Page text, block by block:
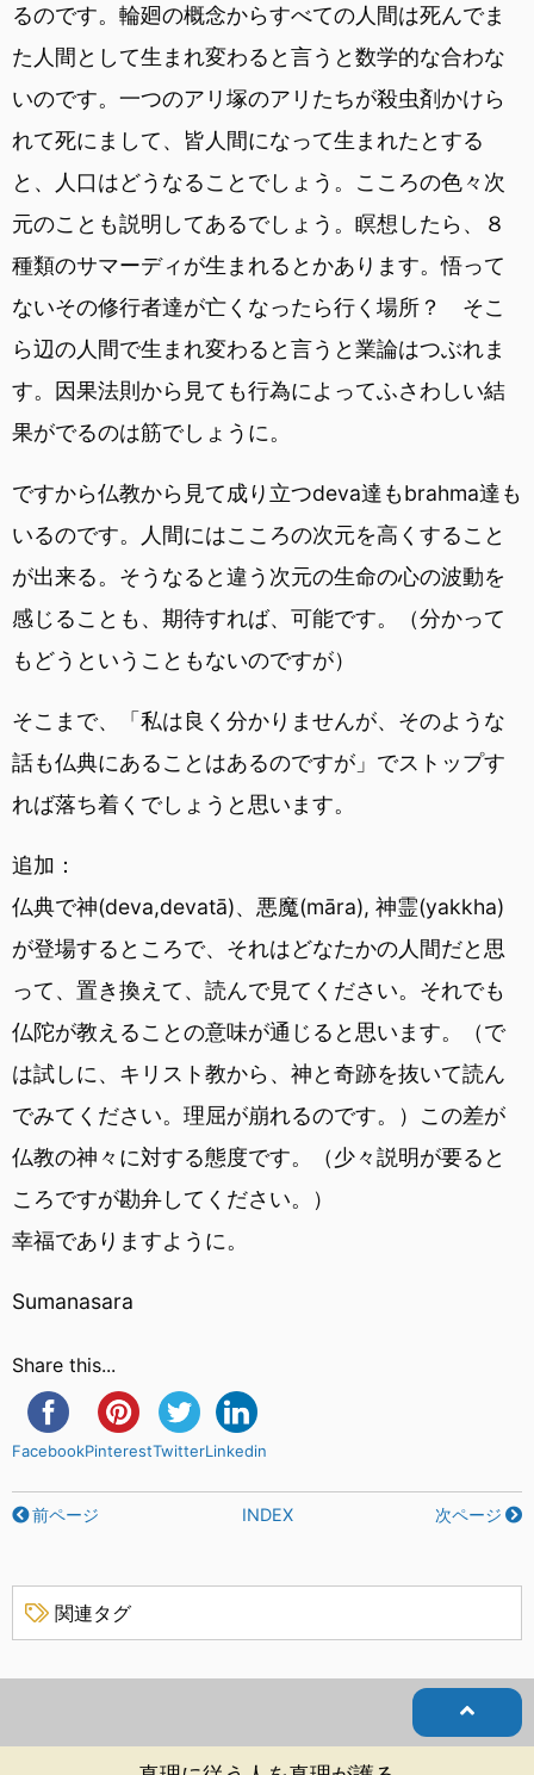
るのです。輪廻の概念からすべての人間は死んでま
た人間として生まれ変わると言うと数学的な合わな
いのです。一つのアリ塚のアリたちが殺虫剤かけら
れて死にまして、皆人間になって生まれたとする
と、人口はどうなることでしょう。こころの色々次
元のことも説明してあるでしょう。瞑想したら、８
種類のサマーディが生まれるとかあります。悟って
ないその修行者達が亡くなったら行く場所？ そこ
ら辺の人間で生まれ変わると言うと業論はつぶれま
す。因果法則から見ても行為によってふさわしい結
果がでるのは筋でしょうに。
ですから仏教から見て成り立つdeva達もbrahma達も
いるのです。人間にはこころの次元を高くすること
が出来る。そうなると違う次元の生命の心の波動を
感じることも、期待すれば、可能です。（分かって
もどうということもないのですが）
そこまで、「私は良く分かりませんが、そのような
話も仏典にあることはあるのですが」でストップす
れば落ち着くでしょうと思います。
追加：
仏典で神(deva,devatā)、悪魔(māra), 神霊(yakkha)
が登場するところで、それはどなたかの人間だと思
って、置き換えて、読んで見てください。それでも
仏陀が教えることの意味が通じると思います。（で
は試しに、キリスト教から、神と奇跡を抜いて読ん
でみてください。理屈が崩れるのです。）この差が
仏教の神々に対する態度です。（少々説明が要ると
ころですが勘弁してください。）
幸福でありますように。
Sumanasara
Share this...
FacebookPinterestTwitterLinkedin
前ページ INDEX 次ページ
関連タグ